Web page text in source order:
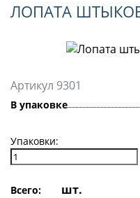
ЛОПАТА
Артикул 9301
В упаковке
Упаковки:
Всего: шт.